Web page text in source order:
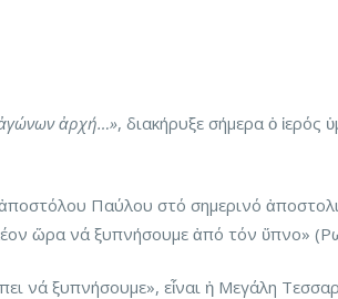
ἀρχή…», διακήρυξε σήμερα ὁ ἱερός
Παύλου στό σημερινό
ὥρα νά ξυπνήσουμε ἀπό τόν ὕπνο»
νά ξυπνήσουμε», εἶναι ἡ Μεγάλη